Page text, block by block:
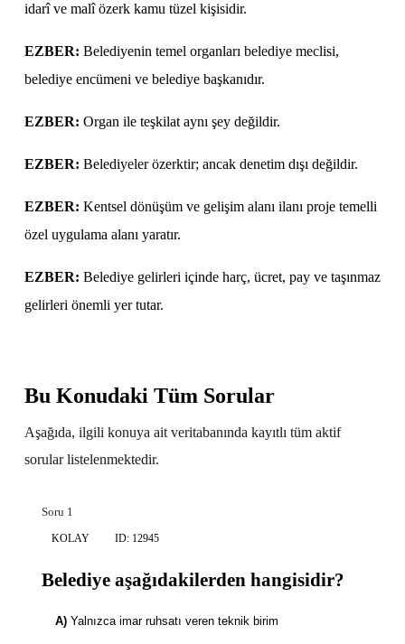
idarî ve malî özerk kamu tüzel kişisidir.
EZBER: Belediyenin temel organları belediye meclisi,
belediye encümeni ve belediye başkanıdır.
EZBER: Organ ile teşkilat aynı şey değildir.
EZBER: Belediyeler özerktir; ancak denetim dışı değildir.
EZBER: Kentsel dönüşüm ve gelişim alanı ilanı proje temelli
özel uygulama alanı yaratır.
EZBER: Belediye gelirleri içinde harç, ücret, pay ve taşınmaz
gelirleri önemli yer tutar.
Bu Konudaki Tüm Sorular
Aşağıda, ilgili konuya ait veritabanında kayıtlı tüm aktif
sorular listelenmektedir.
Soru 1
KOLAY ID: 12945
Belediye aşağıdakilerden hangisidir?
A) Yalnızca imar ruhsatı veren teknik birim